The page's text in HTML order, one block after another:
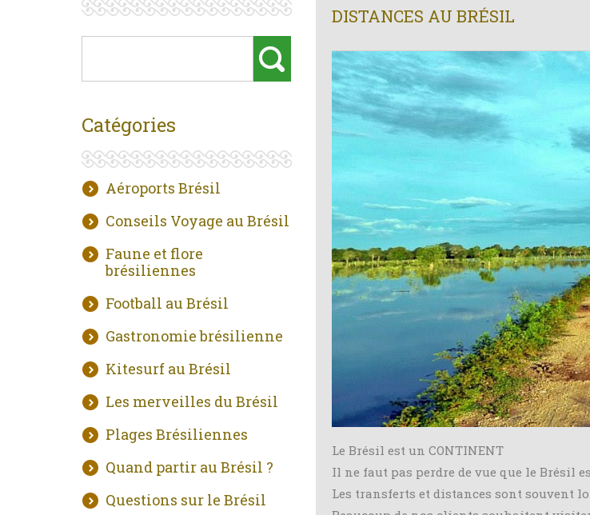
Catégories
Aéroports Brésil
Conseils Voyage au Brésil
Faune et flore
brésiliennes
Football au Brésil
Gastronomie brésilienne
Kitesurf au Brésil
Les merveilles du Brésil
Plages Brésiliennes
Quand partir au Brésil ?
Questions sur le Brésil
DISTANCES AU BRÉSIL
Le Brésil est un CONTINENT
Il ne faut pas perdre de vue que le Brésil
Les transferts et distances sont souvent